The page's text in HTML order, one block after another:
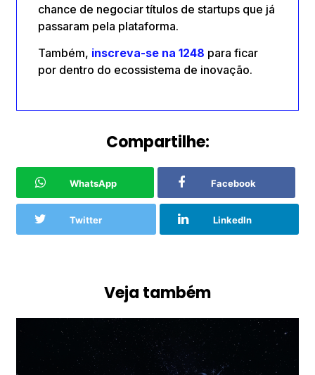
chance de negociar títulos de startups que já
passaram pela plataforma.
Também, inscreva-se na 1248 para ficar
por dentro do ecossistema de inovação.
Compartilhe:
WhatsApp Facebook
Twitter LinkedIn
Veja também